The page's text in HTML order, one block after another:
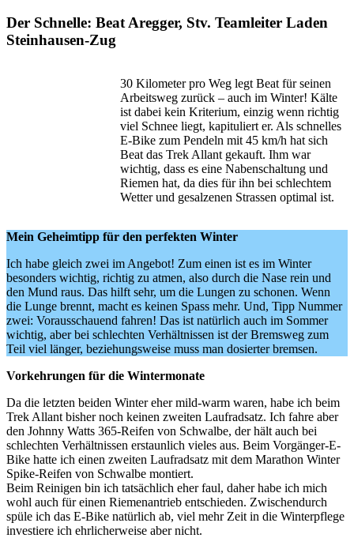
Der Schnelle: Beat Aregger, Stv. Teamleiter Laden
Steinhausen-Zug
30 Kilometer pro Weg legt Beat für seinen
Arbeitsweg zurück – auch im Winter! Kälte
ist dabei kein Kriterium, einzig wenn ­richtig
viel Schnee liegt, kapituliert er. Als schnelles
E-Bike zum Pendeln mit 45 km/h hat sich
Beat das Trek Allant gekauft. Ihm war
wichtig, dass es eine Nabenschaltung und
Riemen hat, da dies für ihn bei schlechtem
Wetter und gesalzenen Strassen optimal ist.
Mein Geheimtipp für den perfekten Winter
Ich habe gleich zwei im Angebot! Zum einen ist es im Winter
besonders wichtig, richtig zu atmen, also durch die Nase rein und
den Mund raus. Das hilft sehr, um die Lungen zu schonen. Wenn
die Lunge brennt, macht es keinen Spass mehr. Und, Tipp Nummer
zwei: Vorausschauend fahren! Das ist natürlich auch im Sommer
wichtig, aber bei schlechten Verhältnissen ist der Bremsweg zum
Teil viel länger, beziehungsweise muss man dosierter bremsen.
Vorkehrungen für die Wintermonate
Da die letzten beiden Winter eher mild-warm waren, habe ich beim
Trek Allant bisher noch keinen zweiten Laufradsatz. Ich fahre aber
den Johnny Watts 365-Reifen von Schwalbe, der hält auch bei
schlechten Verhältnissen erstaunlich vieles aus. Beim Vorgänger-E-
Bike hatte ich einen zweiten Laufradsatz mit dem Marathon Winter
Spike-Reifen von Schwalbe montiert.
Beim Reinigen bin ich tatsächlich eher faul, daher habe ich mich
wohl auch für einen Riemenantrieb entschieden. Zwischendurch
spüle ich das E-Bike natürlich ab, viel mehr Zeit in die Winterpflege
investiere ich ehrlicherweise aber nicht.